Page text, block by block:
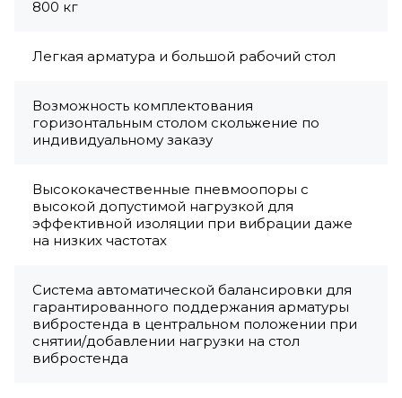
800 кг
Легкая арматура и большой рабочий стол
Возможность комплектования
горизонтальным столом скольжение по
индивидуальному заказу
Высококачественные пневмоопоры с
высокой допустимой нагрузкой для
эффективной изоляции при вибрации даже
на низких частотах
Система автоматической балансировки для
гарантированного поддержания арматуры
вибростенда в центральном положении при
снятии/добавлении нагрузки на стол
вибростенда